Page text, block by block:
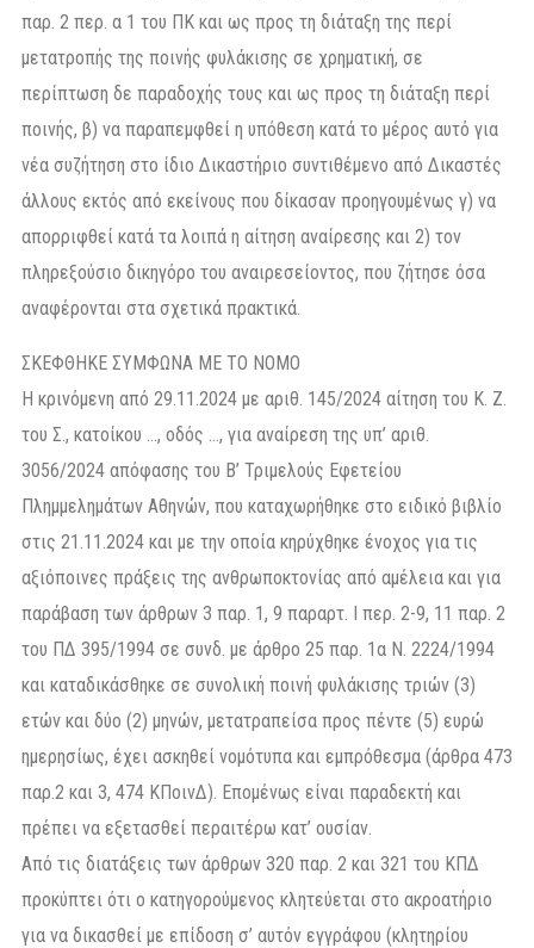
παρ. 2 περ. α 1 του ΠΚ και ως προς τη διάταξη της περί
μετατροπής της ποινής φυλάκισης σε χρηματική, σε
περίπτωση δε παραδοχής τους και ως προς τη διάταξη περί
ποινής, β) να παραπεμφθεί η υπόθεση κατά το μέρος αυτό για
νέα συζήτηση στο ίδιο Δικαστήριο συντιθέμενο από Δικαστές
άλλους εκτός από εκείνους που δίκασαν προηγουμένως γ) να
απορριφθεί κατά τα λοιπά η αίτηση αναίρεσης και 2) τον
πληρεξούσιο δικηγόρο του αναιρεσείοντος, που ζήτησε όσα
αναφέρονται στα σχετικά πρακτικά.
ΣΚΕΦΘΗΚΕ ΣΥΜΦΩΝΑ ΜΕ ΤΟ ΝΟΜΟ
Η κρινόμενη από 29.11.2024 με αριθ. 145/2024 αίτηση του Κ. Ζ.
του Σ., κατοίκου …, οδός …, για αναίρεση της υπ’ αριθ.
3056/2024 απόφασης του Β’ Τριμελούς Εφετείου
Πλημμελημάτων Αθηνών, που καταχωρήθηκε στο ειδικό βιβλίο
στις 21.11.2024 και με την οποία κηρύχθηκε ένοχος για τις
αξιόποινες πράξεις της ανθρωποκτονίας από αμέλεια και για
παράβαση των άρθρων 3 παρ. 1, 9 παραρτ. Ι περ. 2-9, 11 παρ. 2
του ΠΔ 395/1994 σε συνδ. με άρθρο 25 παρ. 1α Ν. 2224/1994
και καταδικάσθηκε σε συνολική ποινή φυλάκισης τριών (3)
ετών και δύο (2) μηνών, μετατραπείσα προς πέντε (5) ευρώ
ημερησίως, έχει ασκηθεί νομότυπα και εμπρόθεσμα (άρθρα 473
παρ.2 και 3, 474 ΚΠοινΔ). Επομένως είναι παραδεκτή και
πρέπει να εξετασθεί περαιτέρω κατ’ ουσίαν.
Από τις διατάξεις των άρθρων 320 παρ. 2 και 321 του ΚΠΔ
προκύπτει ότι ο κατηγορούμενος κλητεύεται στο ακροατήριο
για να δικασθεί με επίδοση σ’ αυτόν εγγράφου (κλητηρίου